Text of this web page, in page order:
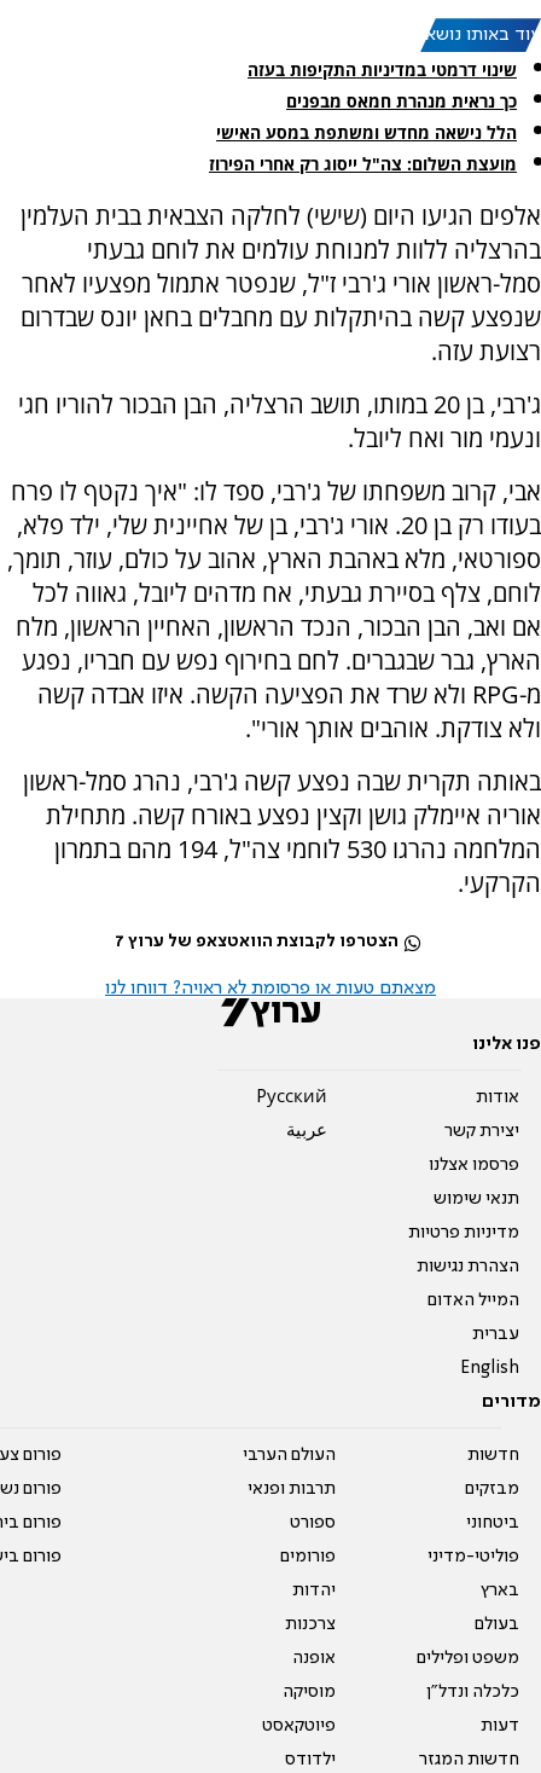
עוד באותו נושא:
שינוי דרמטי במדיניות התקיפות בעזה
כך נראית מנהרת חמאס מבפנים
הלל נישאה מחדש ומשתפת במסע האישי
מועצת השלום: צה"ל ייסוג רק אחרי הפירוז
אלפים הגיעו היום (שישי) לחלקה הצבאית בבית העלמין
בהרצליה ללוות למנוחת עולמים את לוחם גבעתי
סמל-ראשון אורי ג'רבי ז"ל, שנפטר אתמול מפצעיו לאחר
שנפצע קשה בהיתקלות עם מחבלים בחאן יונס שבדרום
רצועת עזה.
ג'רבי, בן 20 במותו, תושב הרצליה, הבן הבכור להוריו חגי
ונעמי מור ואח ליובל.
אבי, קרוב משפחתו של ג'רבי, ספד לו: "איך נקטף לו פרח
בעודו רק בן 20. אורי ג'רבי, בן של אחיינית שלי, ילד פלא,
ספורטאי, מלא באהבת הארץ, אהוב על כולם, עוזר, תומך,
לוחם, צלף בסיירת גבעתי, אח מדהים ליובל, גאווה לכל
אם ואב, הבן הבכור, הנכד הראשון, האחיין הראשון, מלח
הארץ, גבר שבגברים. לחם בחירוף נפש עם חבריו, נפגע
מ-RPG ולא שרד את הפציעה הקשה. איזו אבדה קשה
ולא צודקת. אוהבים אותך אורי".
באותה תקרית שבה נפצע קשה ג'רבי, נהרג סמל-ראשון
אוריה איימלק גושן וקצין נפצע באורח קשה. מתחילת
המלחמה נהרגו 530 לוחמי צה"ל, 194 מהם בתמרון
הקרקעי.
הצטרפו לקבוצת הוואטצאפ של ערוץ 7
מצאתם טעות או פרסומת לא ראויה? דווחו לנו
פנו אלינו
אודות
יצירת קשר
פרסמו אצלנו
תנאי שימוש
מדיניות פרטיות
הצהרת נגישות
המייל האדום
עברית
English
Pусский
عربية
מדורים
חדשות
מבזקים
ביטחוני
פוליטי-מדיני
בארץ
בעולם
משפט ופלילים
כלכלה ונדל"ן
דעות
חדשות המגזר
העולם הערבי
תרבות ופנאי
ספורט
פורומים
יהדות
צרכנות
אופנה
מוסיקה
פיוטקאסט
ילדודס
פורום
פורום
פורום
פורום